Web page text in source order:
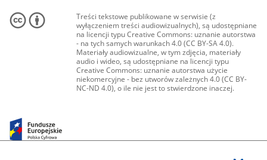
Treści tekstowe publikowane w serwisie (z
wyłączeniem treści audiowizualnych), są udostępniane
na licencji typu Creative Commons: uznanie autorstwa
- na tych samych warunkach 4.0 (CC BY-SA 4.0).
Materiały audiowizualne, w tym zdjęcia, materiały
audio i wideo, są udostępniane na licencji typu
Creative Commons: uznanie autorstwa użycie
niekomercyjne - bez utworów zależnych 4.0 (CC BY-
NC-ND 4.0), o ile nie jest to stwierdzone inaczej.